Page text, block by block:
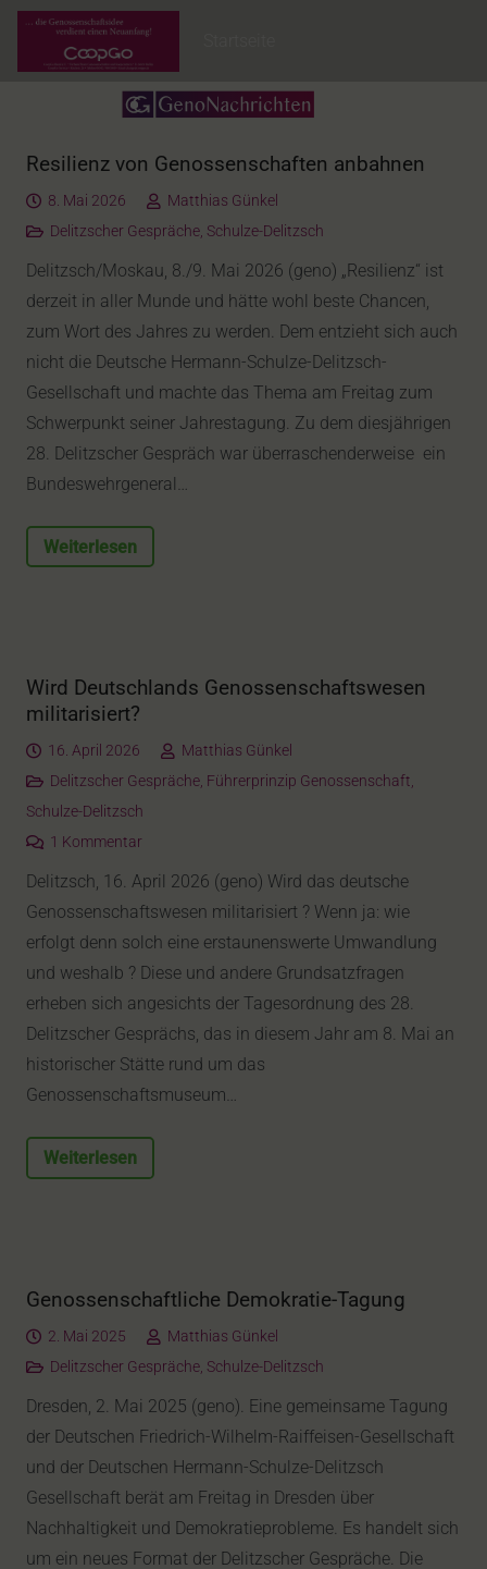
Resilienz von Genossenschaften anbahnen
8. Mai 2026
Matthias Günkel
Delitzscher Gespräche, Schulze-Delitzsch
Delitzsch/Moskau, 8./9. Mai 2026 (geno) „Resilienz“ ist
derzeit in aller Munde und hätte wohl beste Chancen,
zum Wort des Jahres zu werden. Dem entzieht sich auch
nicht die Deutsche Hermann-Schulze-Delitzsch-
Gesellschaft und machte das Thema am Freitag zum
Schwerpunkt seiner Jahrestagung. Zu dem diesjährigen
28. Delitzscher Gespräch war überraschenderweise ein
Bundeswehrgeneral…
Weiterlesen
Wird Deutschlands Genossenschaftswesen
militarisiert?
16. April 2026
Matthias Günkel
Delitzscher Gespräche, Führerprinzip Genossenschaft,
Schulze-Delitzsch
1 Kommentar
Delitzsch, 16. April 2026 (geno) Wird das deutsche
Genossenschaftswesen militarisiert ? Wenn ja: wie
erfolgt denn solch eine erstaunenswerte Umwandlung
und weshalb ? Diese und andere Grundsatzfragen
erheben sich angesichts der Tagesordnung des 28.
Delitzscher Gesprächs, das in diesem Jahr am 8. Mai an
historischer Stätte rund um das
Genossenschaftsmuseum…
Weiterlesen
Genossenschaftliche Demokratie-Tagung
2. Mai 2025
Matthias Günkel
Delitzscher Gespräche, Schulze-Delitzsch
Dresden, 2. Mai 2025 (geno). Eine gemeinsame Tagung
der Deutschen Friedrich-Wilhelm-Raiffeisen-Gesellschaft
und der Deutschen Hermann-Schulze-Delitzsch
Gesellschaft berät am Freitag in Dresden über
Nachhaltigkeit und Demokratieprobleme. Es handelt sich
um ein neues Format der Delitzscher Gespräche. Die